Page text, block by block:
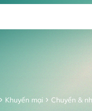
Khuyến mại Chuyển &